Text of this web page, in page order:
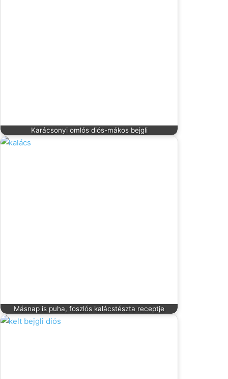
Karácsonyi omlós diós-mákos bejgli
Másnap is puha, foszlós kalácstészta receptje